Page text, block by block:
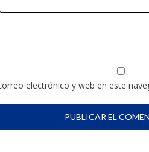
electrónico y web en este